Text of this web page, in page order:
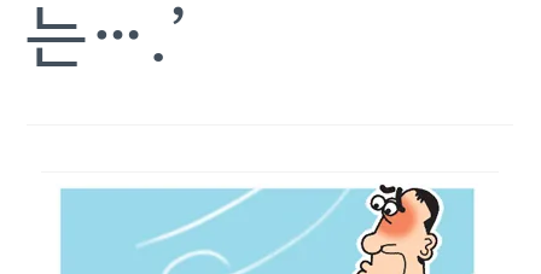
는….’